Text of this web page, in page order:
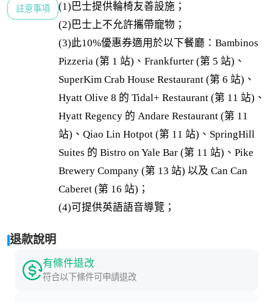
註意事項
(1)巴士提供輪椅友善設施；
(2)巴士上不允許攜帶寵物；
(3)此10%優惠券適用於以下餐廳：Bambinos
Pizzeria (第 1 站)、Frankfurter (第 5 站)、
SuperKim Crab House Restaurant (第 6 站)、
Hyatt Olive 8 的 Tidal+ Restaurant (第 11 站)、
Hyatt Regency 的 Andare Restaurant (第 11
站)、Qiao Lin Hotpot (第 11 站)、SpringHill
Suites 的 Bistro on Yale Bar (第 11 站)、Pike
Brewery Company (第 13 站) 以及 Can Can
Caberet (第 16 站)；
(4)可提供英語語音導覽；
退款說明
有條件退改
符合以下條件可申請退改